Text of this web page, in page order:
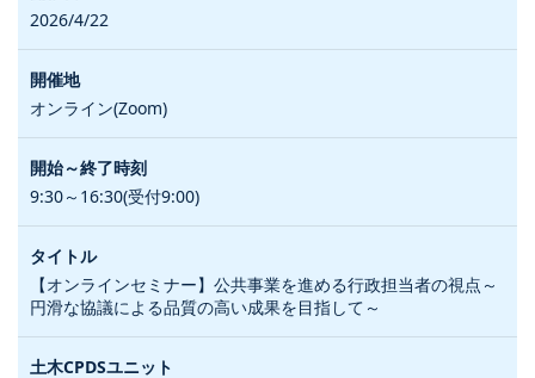
2026/4/22
オンライン(Zoom)
9:30～16:30(受付9:00)
【オンラインセミナー】公共事業を進める行政担当者の視点～
円滑な協議による品質の高い成果を目指して～